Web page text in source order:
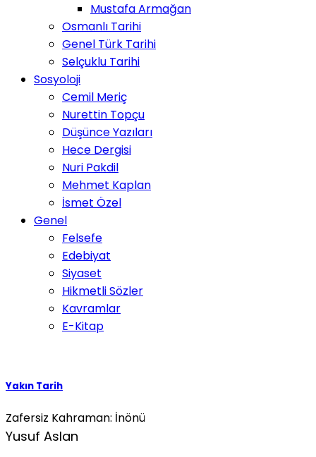
Mustafa Armağan
Osmanlı Tarihi
Genel Türk Tarihi
Selçuklu Tarihi
Sosyoloji
Cemil Meriç
Nurettin Topçu
Düşünce Yazıları
Hece Dergisi
Nuri Pakdil
Mehmet Kaplan
İsmet Özel
Genel
Felsefe
Edebiyat
Siyaset
Hikmetli Sözler
Kavramlar
E-Kitap
Yakın Tarih
Zafersiz Kahraman: İnönü
Yusuf Aslan